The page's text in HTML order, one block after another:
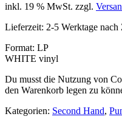
inkl. 19 % MwSt. zzgl.
Lieferzeit: 2-5 Werktage
Format: LP
WHITE vinyl
Du musst die Nutzung von
den Warenkorb legen zu
Kategorien: Second Hand,